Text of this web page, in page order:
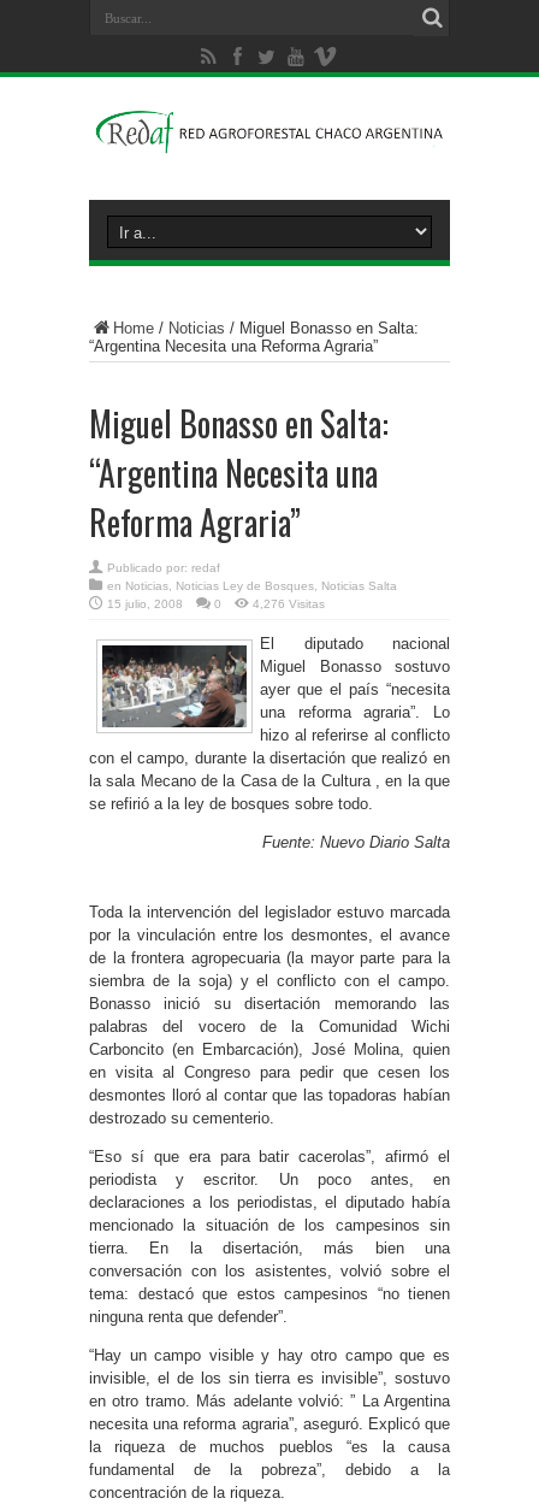
Home / Noticias / Miguel Bonasso en Salta:
“Argentina Necesita una Reforma Agraria”
Miguel Bonasso en Salta:
“Argentina Necesita una
Reforma Agraria”
Publicado por: redaf
en Noticias Noticias Ley de Bosques
Noticias Salta
15 julio, 2008
0 4,276 Visitas
El diputado nacional
Miguel Bonasso sostuvo
ayer que el país “necesita
una reforma agraria”. Lo
hizo al referirse al conflicto
con el campo, durante la disertación que realizó en
la sala Mecano de la Casa de la Cultura , en la que
se refirió a la ley de bosques sobre todo.
Fuente: Nuevo Diario Salta
Toda la intervención del legislador estuvo marcada
por la vinculación entre los desmontes, el avance
de la frontera agropecuaria (la mayor parte para la
siembra de la soja) y el conflicto con el campo.
Bonasso inició su disertación memorando las
palabras del vocero de la Comunidad Wichi
Carboncito (en Embarcación), José Molina, quien
en visita al Congreso para pedir que cesen los
desmontes lloró al contar que las topadoras habían
destrozado su cementerio.
“Eso sí que era para batir cacerolas”, afirmó el
periodista y escritor. Un poco antes, en
declaraciones a los periodistas, el diputado había
mencionado la situación de los campesinos sin
tierra. En la disertación, más bien una
conversación con los asistentes, volvió sobre el
tema: destacó que estos campesinos “no tienen
ninguna renta que defender”.
“Hay un campo visible y hay otro campo que es
invisible, el de los sin tierra es invisible”, sostuvo
en otro tramo. Más adelante volvió: ” La Argentina
necesita una reforma agraria”, aseguró. Explicó que
la riqueza de muchos pueblos “es la causa
fundamental de la pobreza”, debido a la
concentración de la riqueza.